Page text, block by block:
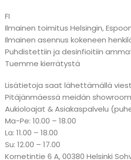
FI
Ilmainen toimitus Helsingin,
Ilmainen asennus kokeneen
Puhdistettiin ja desinfioitiin
Tuemme kierrätystä
Lisätietoja saat lähettämällä
Pitäjänmäessä meidän
Aukioloajat & Asiakaspalvelu
Ma-Pe: 10.00 – 18.00
La: 11.00 – 18.00
Su: 12.00 – 17.00
Kornetintie 6 A, 00380 Helsinki